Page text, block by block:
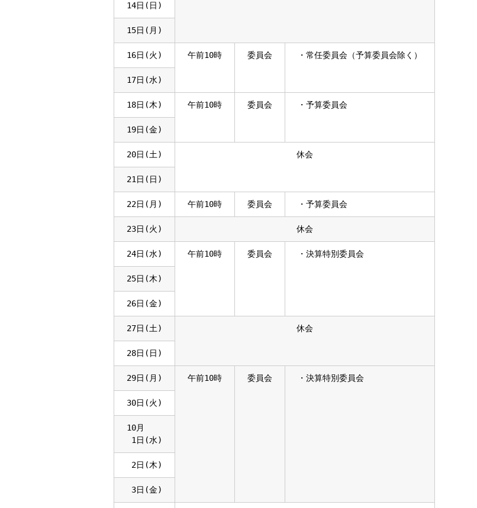
14日(日)
15日(月)
16日(火) 午前10時 委員会 ・常任委員会（予算委員会除く）
17日(水)
18日(木) 午前10時 委員会 ・予算委員会
19日(金)
20日(土) 休会
21日(日)
22日(月) 午前10時 委員会 ・予算委員会
23日(火) 休会
24日(水) 午前10時 委員会 ・決算特別委員会
25日(木)
26日(金)
27日(土) 休会
28日(日)
29日(月) 午前10時 委員会 ・決算特別委員会
30日(火)
10月
1日(水)
2日(木)
3日(金)